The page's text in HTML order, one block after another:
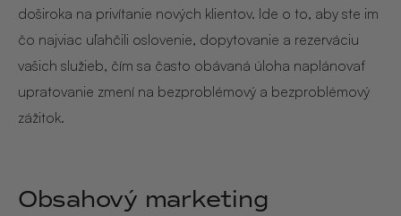
doširoka na privítanie nových klientov. Ide o to, aby ste im
čo najviac uľahčili oslovenie, dopytovanie a rezerváciu
vašich služieb, čím sa často obávaná úloha naplánovať
upratovanie zmení na bezproblémový a bezproblémový
zážitok.
Obsahový marketing